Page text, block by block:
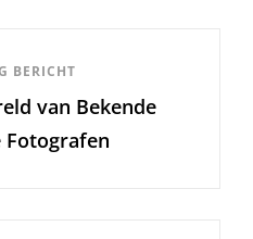
BERICHT
van Bekende